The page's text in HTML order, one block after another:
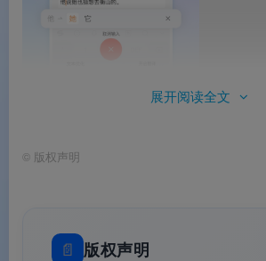
展开阅读全文
© 版权声明
📄 版权声明